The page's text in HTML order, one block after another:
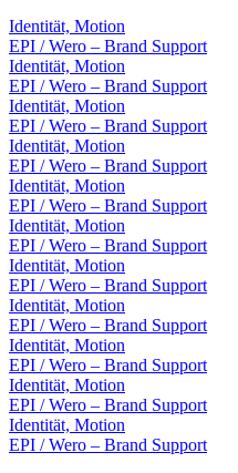
Identität, Motion
EPI / Wero – Brand Support
Identität, Motion
EPI / Wero – Brand Support
Identität, Motion
EPI / Wero – Brand Support
Identität, Motion
EPI / Wero – Brand Support
Identität, Motion
EPI / Wero – Brand Support
Identität, Motion
EPI / Wero – Brand Support
Identität, Motion
EPI / Wero – Brand Support
Identität, Motion
EPI / Wero – Brand Support
Identität, Motion
EPI / Wero – Brand Support
Identität, Motion
EPI / Wero – Brand Support
Identität, Motion
EPI / Wero – Brand Support